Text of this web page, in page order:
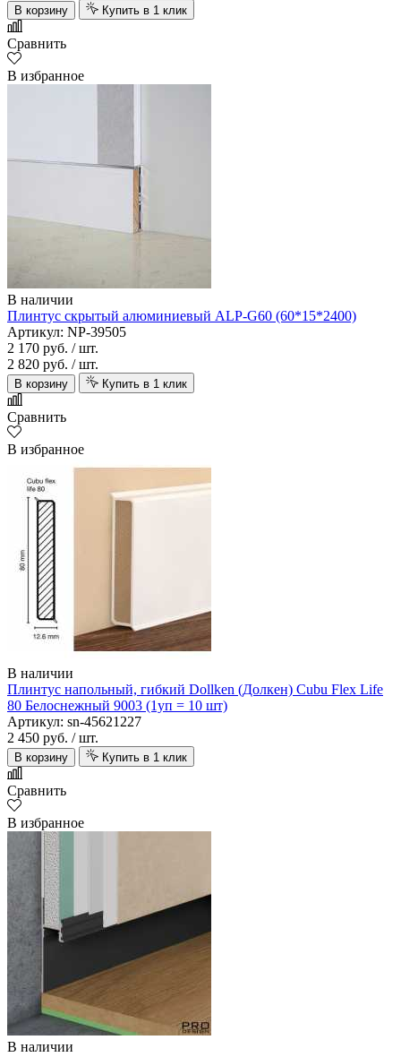
В корзину Купить в 1 клик
Сравнить
В избранное
В наличии
Плинтус скрытый алюминиевый ALP-G60 (60*15*2400)
Артикул: NP-39505
2 170 руб. / шт.
2 820 руб. / шт.
В корзину Купить в 1 клик
Сравнить
В избранное
В наличии
Плинтус напольный, гибкий Dollken (Долкен) Cubu Flex Life
80 Белоснежный 9003 (1уп = 10 шт)
Артикул: sn-45621227
2 450 руб. / шт.
В корзину Купить в 1 клик
Сравнить
В избранное
В наличии